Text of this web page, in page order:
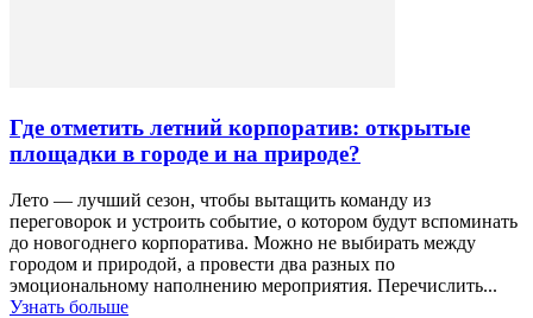
Где отметить летний корпоратив: открытые
площадки в городе и на природе?
Лето — лучший сезон, чтобы вытащить команду из
переговорок и устроить событие, о котором будут вспоминать
до новогоднего корпоратива. Можно не выбирать между
городом и природой, а провести два разных по
эмоциональному наполнению мероприятия. Перечислить...
Узнать больше